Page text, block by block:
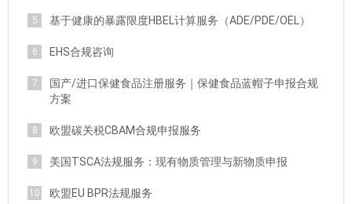
5 基于健康的暴露限度HBEL计算服务（ADE/PDE/OEL）
6 EHS合规咨询
7
国产/进口保健食品注册服务｜保健食品蓝帽子申报合规
方案
8 欧盟碳关税CBAM合规申报服务
9 美国TSCA法规服务：现有物质管理与新物质申报
10 欧盟EU BPR法规服务